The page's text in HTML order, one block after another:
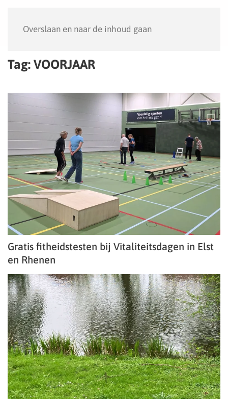
Overslaan en naar de inhoud gaan
Tag: VOORJAAR
Gratis fitheidstesten bij Vitaliteitsdagen in Elst
en Rhenen